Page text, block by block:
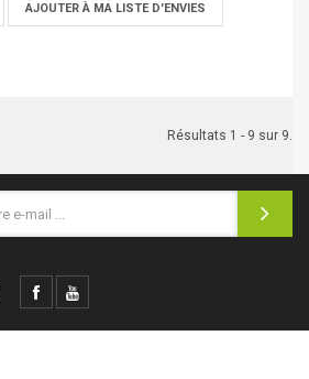
AJOUTER À MA LISTE D'ENVIES
Résultats 1 - 9 sur 9.